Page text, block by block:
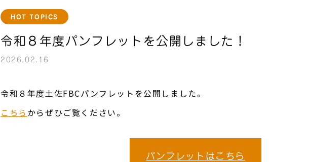
HOT TOPICS
令和８年度パンフレットを公開しました！
2026.02.16
令和８年度土佐FBCパンフレットを公開しました。
こちら からぜひご覧ください。
パンフレットはこちら